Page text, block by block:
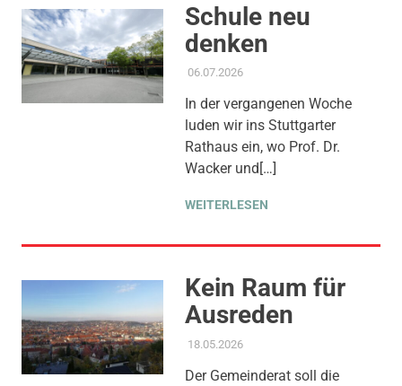
Schule neu
denken
06.07.2026ADMIN
AKTUELLES
BILDUNG,THEMEN
In der vergangenen Woche
luden wir ins Stuttgarter
Rathaus ein, wo Prof. Dr.
Wacker und[…]
WEITERLESEN
Kein Raum für
Ausreden
18.05.2026ADMIN
AKTUELLES
BILDUNG ,KOMMUNALE
Der Gemeinderat soll die